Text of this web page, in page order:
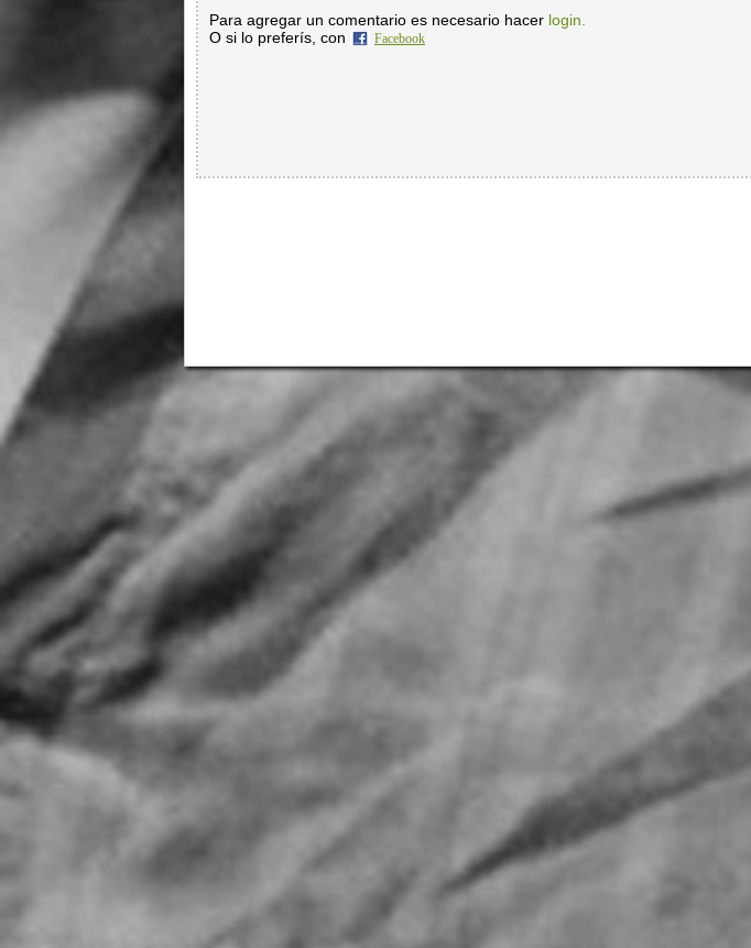
Para agregar un comentario es necesario hacer login.
O si lo preferís, con
Facebook